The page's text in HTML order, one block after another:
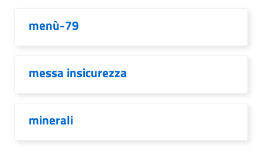
menù-79
messa insicurezza
minerali